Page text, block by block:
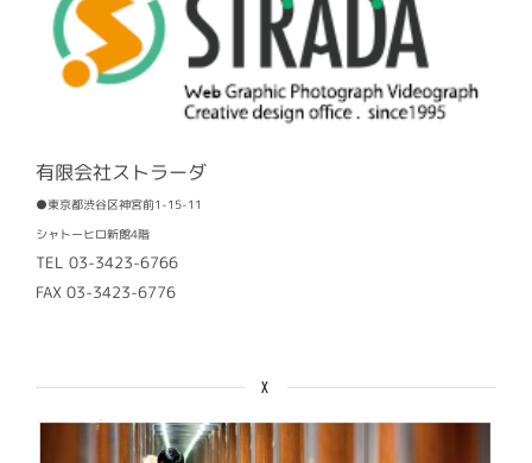
有限会社ストラーダ
●東京都渋谷区神宮前1-15-11
シャトーヒロ新館4階
TEL 03-3423-6766
FAX 03-3423-6776
X